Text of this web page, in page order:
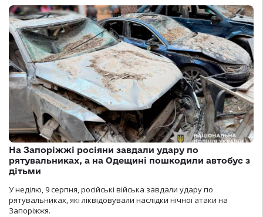
На Запоріжжі росіяни завдали удару по
рятувальниках, а на Одещині пошкодили автобус з
дітьми
У неділю, 9 серпня, російські війська завдали удару по
рятувальниках, які ліквідовували наслідки нічної атаки на
Запоріжжя.